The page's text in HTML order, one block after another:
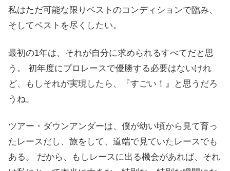
私はただ可能な限りベストのコンディションで臨み、
そしてベストを尽くしたい。
最初の1年は、それが自分に求められるすべてだと思
う。 初年度にプロレースで優勝する必要はないけれ
ど、もしそれが実現したら、『すごい！』と思うだろ
うね。
ツアー・ダウンアンダーは、僕が幼い頃から見て育っ
たレースだし、旅をして、道端で見ていたレースでも
ある。 だから、もしレースに出る機会があれば、それ